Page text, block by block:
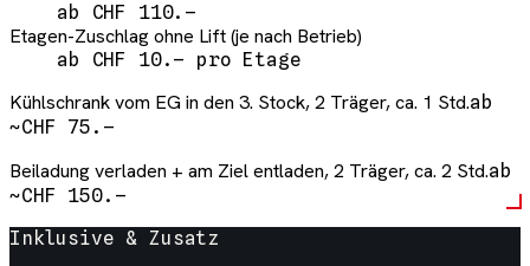
ab CHF 110.–
Etagen-Zuschlag ohne Lift (je nach Betrieb)
ab CHF 10.– pro Etage
Kühlschrank vom EG in den 3. Stock, 2 Träger, ca. 1 Std.ab
~CHF 75.–
Beiladung verladen + am Ziel entladen, 2 Träger, ca. 2 Std.ab
~CHF 150.–
Inklusive & Zusatz